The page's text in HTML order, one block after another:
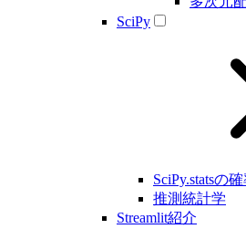
SciPy
SciPy.statsの
推測統計学
Streamlit紹介